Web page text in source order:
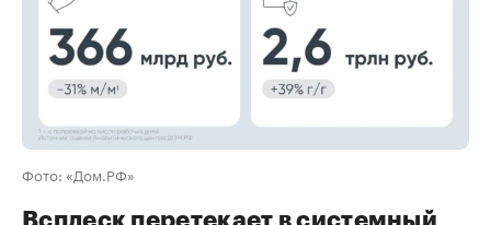
Фото: «Дом.РФ»